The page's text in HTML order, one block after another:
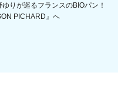
ゆりが巡るフランスのBIOパン！
PICHARD』へ